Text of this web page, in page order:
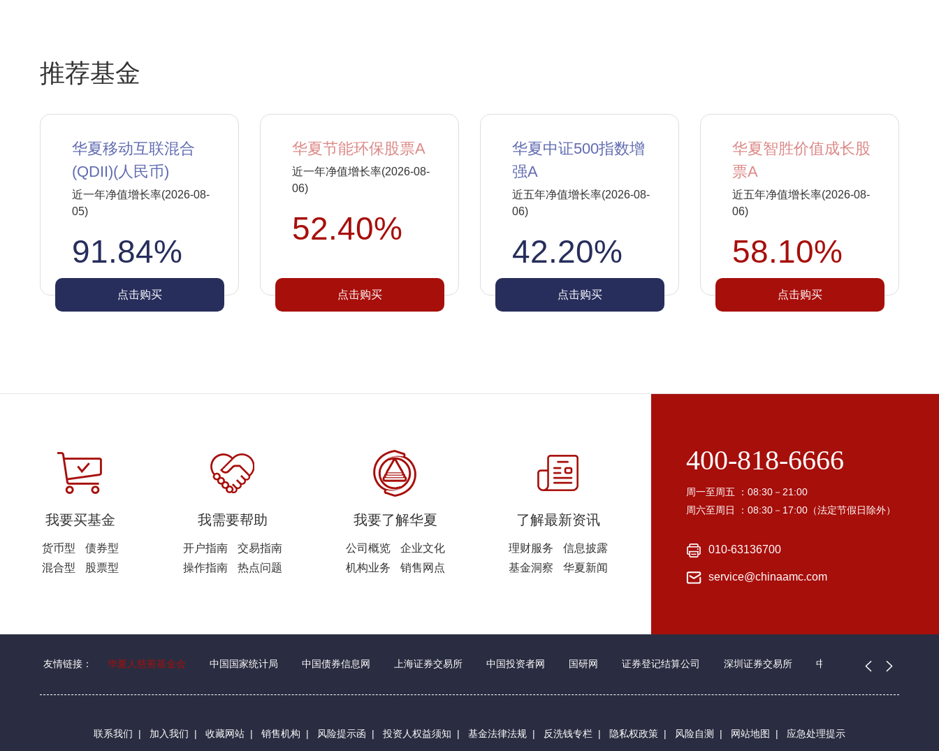
推荐基金
华夏移动互联混合
(QDII)(人民币)
近一年净值增长率(2026-08-
05)
91.84%
点击购买
华夏节能环保股票A
近一年净值增长率(2026-08-
06)
52.40%
点击购买
华夏中证500指数增
强A
近五年净值增长率(2026-08-
06)
42.20%
点击购买
华夏智胜价值成长股
票A
近五年净值增长率(2026-08-
06)
58.10%
点击购买
我要买基金
货币型
债券型
混合型
股票型
我需要帮助
开户指南
交易指南
操作指南
热点问题
我要了解华夏
公司概览
企业文化
机构业务
销售网点
了解最新资讯
理财服务
信息披露
基金洞察
华夏新闻
400-818-6666
周一至周五 ：08:30－21:00
周六至周日 ：08:30－17:00（法定节假日除外）
010-63136700
service@chinaamc.com
友情链接： 华夏人慈善基金会 中国国家统计局 中国债券信息网 上海证券交易所 中国投资者网 国研网 证券登记结算公司 深圳证券交易所 中国证券业协会
联系我们 | 加入我们 | 收藏网站 | 销售机构 | 风险提示函 | 投资人权益须知 | 基金法律法规 | 反洗钱专栏 | 隐私权政策 | 风险自测 | 网站地图 | 应急处理提示